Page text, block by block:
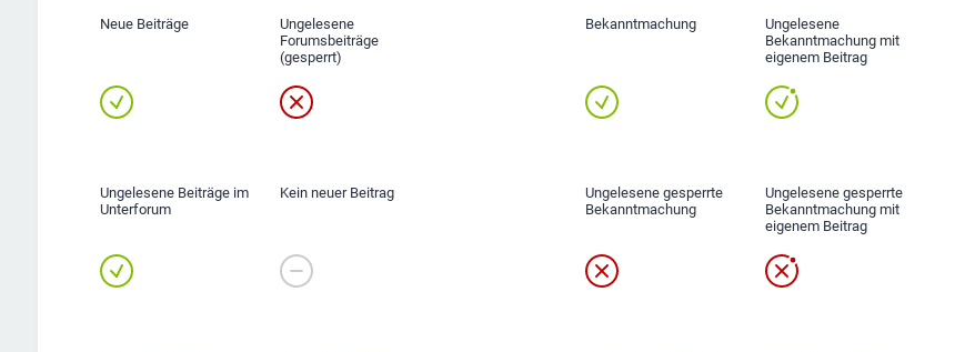
Neue Beiträge
Ungelesene
Forumsbeiträge
(gesperrt)
Ungelesene Beiträge im
Unterforum
Kein neuer Beitrag
Bekanntmachung
Ungelesene
Bekanntmachung mit
eigenem Beitrag
Ungelesene gesperrte
Bekanntmachung
Ungelesene gesperrte
Bekanntmachung mit
eigenem Beitrag